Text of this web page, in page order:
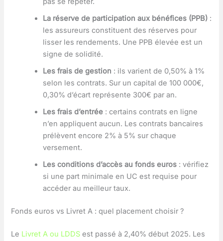
La réserve de participation aux bénéfices (PPB) :
les assureurs constituent des réserves pour
lisser les rendements. Une PPB élevée est un
signe de solidité.
Les frais de gestion : ils varient de 0,50% à 1%
selon les contrats. Sur un capital de 100 000€,
0,30% d’écart représente 300€ par an.
Les frais d’entrée : certains contrats en ligne
n’en appliquent aucun. Les contrats bancaires
prélèvent encore 2% à 5% sur chaque
versement.
Les conditions d’accès au fonds euros : vérifiez
si une part minimale en UC est requise pour
accéder au meilleur taux.
Fonds euros vs Livret A : quel placement choisir ?
Le Livret A ou LDDS est passé à 2,40% début 2025. Les